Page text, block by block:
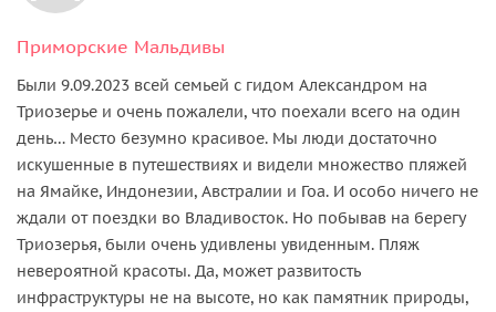
Приморские Мальдивы
Были 9.09.2023 всей семьей с гидом Александром на
Триозерье и очень пожалели, что поехали всего на один
день… Место безумно красивое. Мы люди достаточно
искушенные в путешествиях и видели множество пляжей
на Ямайке, Индонезии, Австралии и Гоа. И особо ничего не
ждали от поездки во Владивосток. Но побывав на берегу
Триозерья, были очень удивлены увиденным. Пляж
невероятной красоты. Да, может развитость
инфраструктуры не на высоте, но как памятник природы,